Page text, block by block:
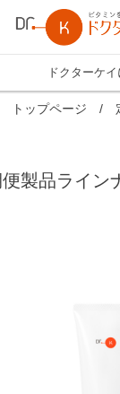
ドクターケ
トップページ /
製品ライン